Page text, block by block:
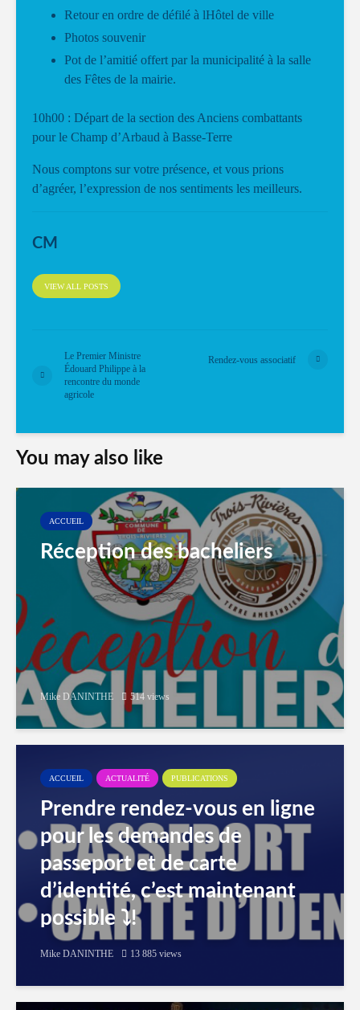
Retour en ordre de défilé à lHôtel de ville
Photos souvenir
Pot de l’amitié offert par la municipalité à la salle
des Fêtes de la mairie.
10h00 : Départ de la section des Anciens combattants
pour le Champ d’Arbaud à Basse-Terre
Nous comptons sur votre présence, et vous prions
d’agréer, l’expression de nos sentiments les meilleurs.
CM
VIEW ALL POSTS
Le Premier Ministre
Édouard Philippe à la
rencontre du monde
agricole
Rendez-vous associatif
You may also like
ACCUEIL
Réception des bacheliers
Mike DANINTHE 514 views
ACCUEIL ACTUALITÉ PUBLICATIONS
Prendre rendez-vous en ligne
pour les demandes de
passeport et de carte
d’identité, c’est maintenant
possible ⤵️!
Mike DANINTHE 13 885 views